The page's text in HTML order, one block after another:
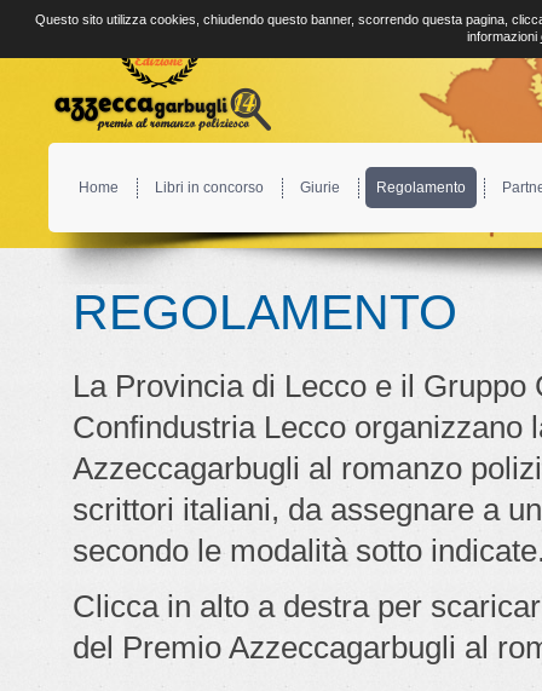
Home Libri in concorso Giurie Regolamento
REGOLAMENTO
La Provincia di Lecco e il Gruppo
Confindustria Lecco organizzano
Azzeccagarbugli al romanzo
scrittori italiani, da assegnare a
secondo le modalità sotto
Clicca in alto a destra per
del Premio Azzeccagarbugli al
Questo sito utilizza cookies, chiudendo questo banner, scorrendo questa pagina,
informazioni